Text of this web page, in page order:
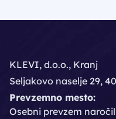
KLEVI, d.o.o., Kranj
Seljakovo naselje 29,
Prevzemno mesto:
Osebni prevzem